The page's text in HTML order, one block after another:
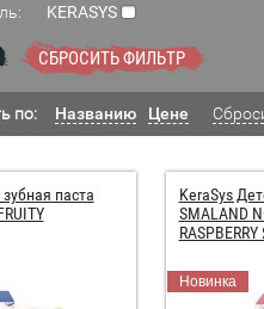
KERASYS
СБРОСИТЬ ФИЛЬТР
по: Названию Цене
паста
KeraSys
SMALAND
Новинка